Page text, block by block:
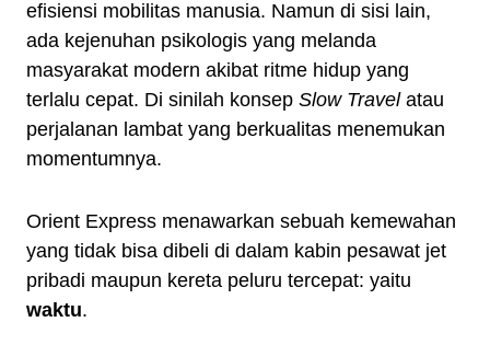
efisiensi mobilitas manusia. Namun di sisi lain,
ada kejenuhan psikologis yang melanda
masyarakat modern akibat ritme hidup yang
terlalu cepat. Di sinilah konsep Slow Travelatau
perjalanan lambat yang berkualitas menemukan
momentumnya.
Orient Express menawarkan sebuah kemewahan
yang tidak bisa dibeli di dalam kabin pesawat jet
pribadi maupun kereta peluru tercepat: yaitu
waktu.